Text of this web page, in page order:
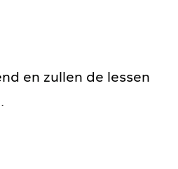
en zullen de lessen